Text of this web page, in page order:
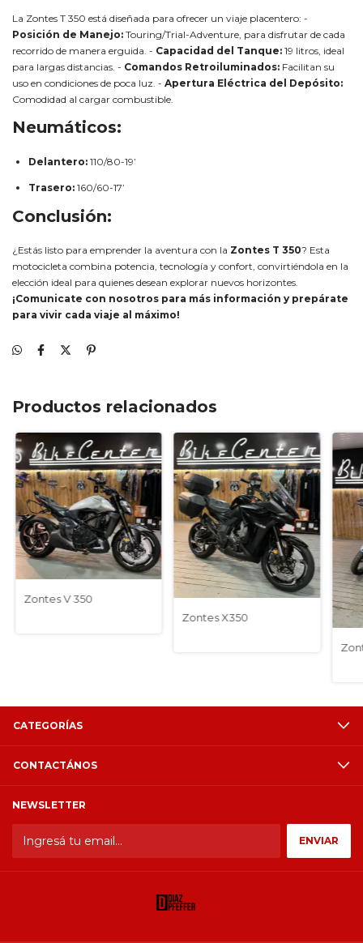
La Zontes T 350 está diseñada para ofrecer un viaje placentero: -
Posición de Manejo: Touring/Trial-Adventure, para disfrutar de cada
recorrido de manera erguida. - Capacidad del Tanque: 19 litros, ideal
para largas distancias. - Comandos Retroiluminados: Facilitan su
uso en condiciones de poca luz. - Apertura Eléctrica del Depósito:
Comodidad al cargar combustible.
Neumáticos:
Delantero: 110/80-19’
Trasero: 160/60-17’
Conclusión:
¿Estás listo para emprender la aventura con la Zontes T 350? Esta
motocicleta combina potencia, tecnología y confort, convirtiéndola en la
elección ideal para quienes desean explorar nuevos horizontes.
¡Comunicate con nosotros para más información y prepárate
para vivir cada viaje al máximo!
Productos relacionados
Zontes V 350
Zontes X350
CATEGORÍAS
CONTACTÁNOS
NEWSLETTER